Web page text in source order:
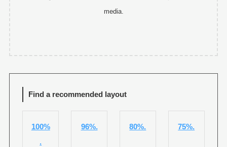
media.
Find a recommended layout
100%
.
96%. 80%. 75%.